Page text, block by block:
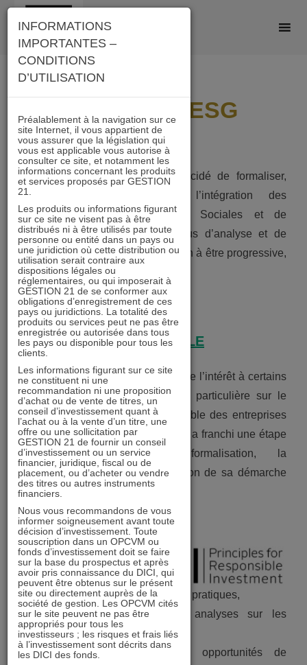
Skip
content
Démarche ESG
Début 2020, GESTION 21 a décidé de formaliser,
systématiser et documenter l’intégration des
thématiques Environnementales, Sociales et de
Gouvernance dans son processus d’analyse et de
gestion. Cette démarche a vocation à être progressive,
complémentaire et transparente.
DÉMARCHE GÉNÉRALE
GESTION 21 a toujours accordé de l’intérêt à certains
critères ESG, avec une attention particulière sur le
critère Gouvernance pour l’ensemble des entreprises
suivies. Début 2020, GESTION 21 a franchi une étape
supplémentaire avec la formalisation, la
systématisation et la documentation de sa démarche
ESG, dont l’objectif est :
✓
d’améliorer la transparence de nos pratiques,
✓ d’enrichir et d’élargir nos analyses sur les
entreprises,
✓ de trouver de nouvelles opportunités de
INFORMATIONS
IMPORTANTES –
CONDITIONS
D’UTILISATION
Préalablement à la navigation sur ce
site Internet, il vous appartient de
vous assurer que la législation qui
vous est applicable vous autorise à
consulter ce site, et notamment les
informations concernant les produits
et services proposés par GESTION
21.
Les produits ou informations figurant
sur ce site ne visent pas à être
distribués ni à être utilisés par toute
personne ou entité dans un pays ou
une juridiction où cette distribution ou
utilisation serait contraire aux
dispositions légales ou
réglementaires, ou qui imposerait à
GESTION 21 de se conformer aux
obligations d’enregistrement de ces
pays ou juridictions. La totalité des
produits ou services peut ne pas être
enregistrée ou autorisée dans tous
les pays ou disponible pour tous les
clients.
Les informations figurant sur ce site
ne constituent ni une
recommandation ni une proposition
d’achat ou de vente de titres, un
conseil d’investissement quant à
l’achat ou à la vente d’un titre, une
offre ou une sollicitation par
GESTION 21 de fournir un conseil
d’investissement ou un service
financier, juridique, fiscal ou de
placement, ou d’acheter ou vendre
des titres ou autres instruments
financiers.
Nous vous recommandons de vous
informer soigneusement avant toute
décision d’investissement. Toute
souscription dans un OPCVM ou
fonds d’investissement doit se faire
sur la base du prospectus et après
avoir pris connaissance du DICI, qui
peuvent être obtenus sur le présent
site ou directement auprès de la
société de gestion. Les OPCVM cités
sur le site peuvent ne pas être
appropriés pour tous les
investisseurs ; les risques et frais liés
à l’investissement sont décrits dans
les DICI des fonds.